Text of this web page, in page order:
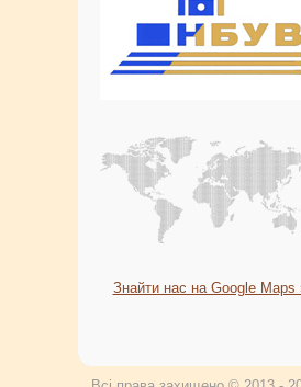
Знайти нас на Google Maps